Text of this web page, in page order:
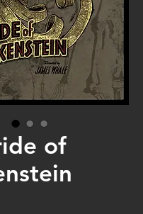
of